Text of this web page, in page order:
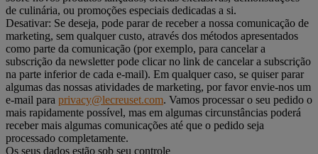
de culinária, ou promoções especiais dedicadas a si.
Desativar: Se deseja, pode parar de receber a nossa comunicação de
marketing, sem qualquer custo, através dos métodos apresentados
como parte da comunicação (por exemplo, para cancelar a
subscrição da newsletter pode clicar no link de cancelar a subscrição
na parte inferior de cada e-mail). Em qualquer caso, se quiser parar
algumas das nossas atividades de marketing, por favor envie-nos um
e-mail para privacy@lecreuset.com. Vamos processar o seu pedido o
mais rapidamente possível, mas em algumas circunstâncias poderá
receber mais algumas comunicações até que o pedido seja
processado completamente.
Os seus dados estão sob seu controle